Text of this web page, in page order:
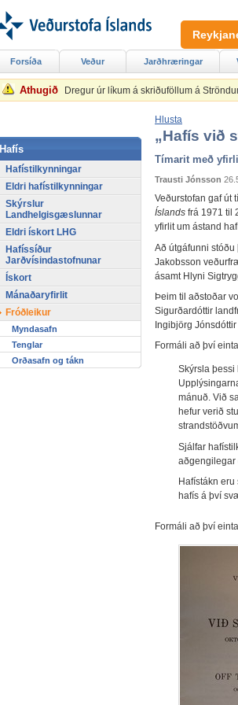
Athugið Dregur úr líkum á skriðuföllum á
Hlusta
„Hafís við
Tímarit með
Trausti Jónsson
Veðurstofan gaf út
Íslands frá 1971 til
yfirlit um ástand
Að útgáfunni
Jakobsson
ásamt Hlyni
Þeim til aðstoðar
Sigurðardóttir
Ingibjörg
Formáli að því
Skýrsla þessi
mánuð. Við
hefur verið
Sjálfar
aðgengilegar
Hafístákn
hafís á því
Formáli að því
Forsíða Veður Jarðhræringar
Hafís
Hafístilkynningar
Eldri hafístilkynningar
Skýrslur
Landhelgisgæslunnar
Eldri ískort LHG
Hafíssíður
Jarðvísindastofnunar
Ískort
Mánaðaryfirlit
Fróðleikur
Myndasafn
Tenglar
Orðasafn og tákn